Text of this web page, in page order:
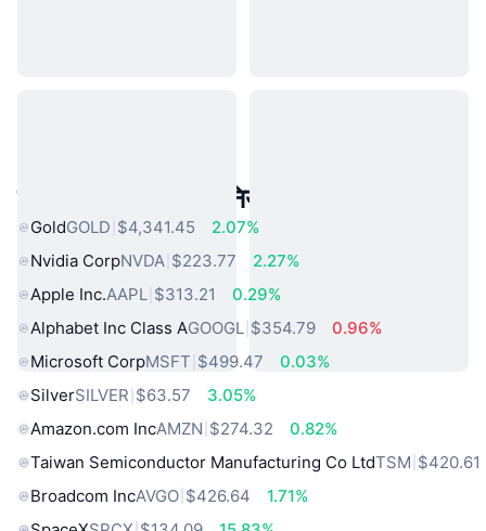
लोकप्रिय वास्तविक दुनिया की संपत्तियां
GoldGOLD $4,341.45
2.07%
Nvidia CorpNVDA $223.77
2.27%
Apple Inc.AAPL $313.21
0.29%
Alphabet Inc Class AGOOGL $354.79
0.96%
Microsoft CorpMSFT $499.47
0.03%
SilverSILVER $63.57
3.05%
Amazon.com IncAMZN $274.32
0.82%
Taiwan Semiconductor Manufacturing Co LtdTSM $420.61
Broadcom IncAVGO $426.64
1.71%